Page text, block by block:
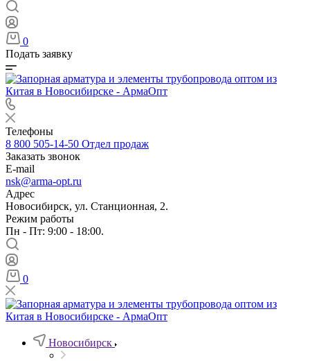
0
Подать заявку
Телефоны
8 800 505-14-50 Отдел продаж
Заказать звонок
E-mail
nsk@arma-opt.ru
Адрес
Новосибирск, ул. Станционная, 2.
Режим работы
Пн - Пт: 9:00 - 18:00.
0
Новосибирск